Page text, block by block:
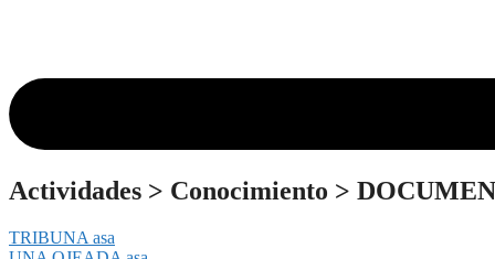
Actividades > Conocimiento >
TRIBUNA asa